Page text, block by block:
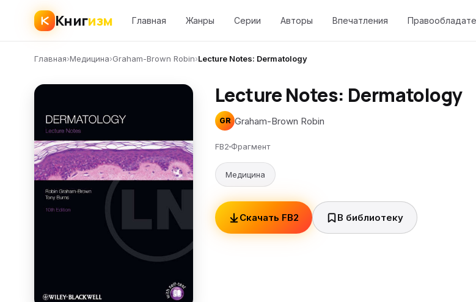
Книгизм Главная Жанры Серии Авторы Впечатления
Главная›Медицина›Graham-Brown Robin›Lecture Notes: Dermatology
Lecture Notes: Dermatology
GR Graham-Brown Robin
FB2 Фрагмент
Медицина
Скачать FB2 В библиотеку